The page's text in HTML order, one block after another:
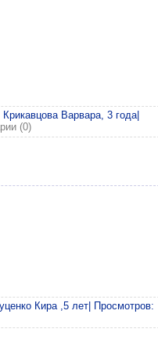
Варвара, 3 года|
(0)
Кира ,5 лет| Просмотров: